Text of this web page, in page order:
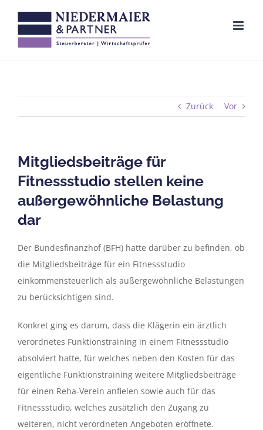
Inhalt
springen
Zurück Vor
Mitgliedsbeiträge für
Fitnessstudio stellen keine
außergewöhnliche Belastung
dar
Der Bundesfinanzhof (BFH) hatte darüber zu befinden, ob
die Mitgliedsbeiträge für ein Fitnessstudio
einkommensteuerlich als außergewöhnliche Belastungen
zu berücksichtigen sind.
Konkret ging es darum, dass die Klägerin ein ärztlich
verordnetes Funktionstraining in einem Fitnessstudio
absolviert hatte, für welches neben den Kosten für das
eigentliche Funktionstraining weitere Mitgliedsbeiträge
für einen Reha-Verein anfielen sowie auch für das
Fitnessstudio, welches zusätzlich den Zugang zu
weiteren, nicht verordneten Angeboten eröffnete.